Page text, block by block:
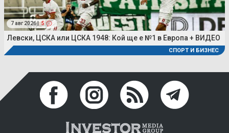
7 авг 2026 | 5
Левски, ЦСКА или ЦСКА 1948: Кой ще е №1 в Европа + ВИДЕО
СПОРТ И БИЗНЕС